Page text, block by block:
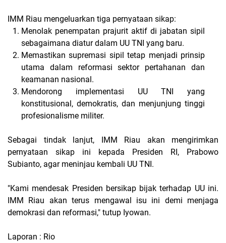
IMM Riau mengeluarkan tiga pernyataan sikap:
Menolak penempatan prajurit aktif di jabatan sipil
sebagaimana diatur dalam UU TNI yang baru.
Memastikan supremasi sipil tetap menjadi prinsip
utama dalam reformasi sektor pertahanan dan
keamanan nasional.
Mendorong implementasi UU TNI yang
konstitusional, demokratis, dan menjunjung tinggi
profesionalisme militer.
Sebagai tindak lanjut, IMM Riau akan mengirimkan
pernyataan sikap ini kepada Presiden RI, Prabowo
Subianto, agar meninjau kembali UU TNI.
"Kami mendesak Presiden bersikap bijak terhadap UU ini.
IMM Riau akan terus mengawal isu ini demi menjaga
demokrasi dan reformasi," tutup Iyowan.
Laporan : Rio